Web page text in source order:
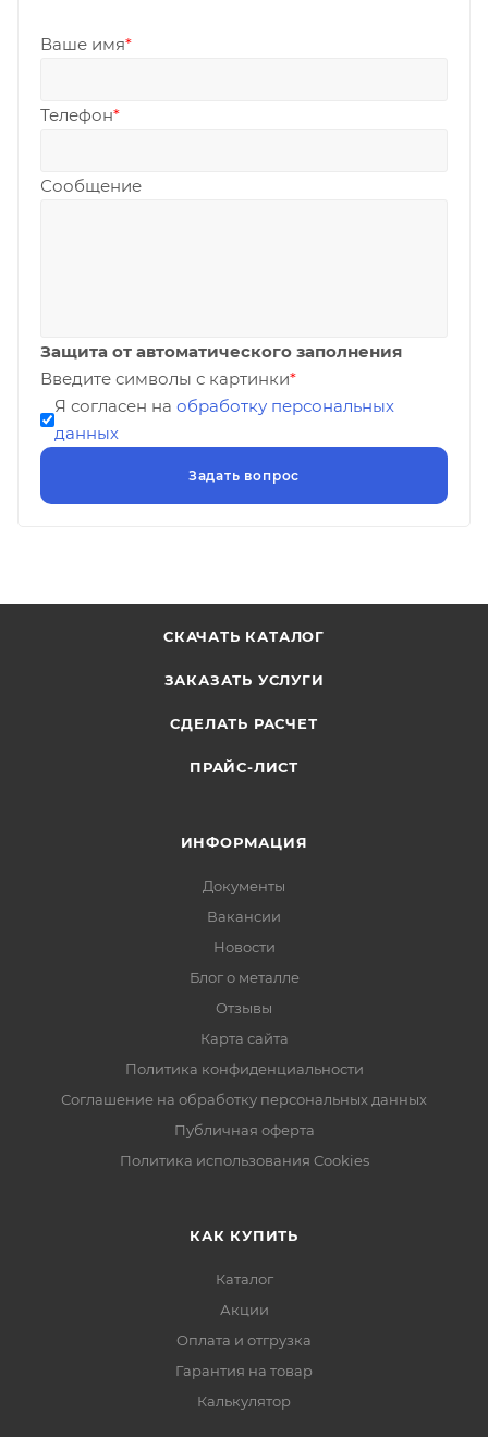
Ваше имя*
Телефон*
Сообщение
Защита от автоматического заполнения
Введите символы с картинки*
Я согласен на обработку персональных
данных
СКАЧАТЬ КАТАЛОГ
ЗАКАЗАТЬ УСЛУГИ
СДЕЛАТЬ РАСЧЕТ
ПРАЙС-ЛИСТ
ИНФОРМАЦИЯ
Документы
Вакансии
Новости
Блог о металле
Отзывы
Карта сайта
Политика конфиденциальности
Соглашение на обработку персональных данных
Публичная оферта
Политика использования Cookies
КАК КУПИТЬ
Каталог
Акции
Оплата и отгрузка
Гарантия на товар
Калькулятор